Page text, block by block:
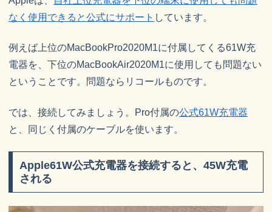
なく使用できると公式にサポート しています。
例えば上位のMacBookPro2020M1に付属してくる61W充
電器を、下位のMacBookAir2020M1に使用しても問題ない
ということです。問題ならリコールものです。
では、接続してみましょう。Pro付属の公式61W充電器
と、同じく付属のケーブルを使います。
Apple61W公式充電器を接続すると、45W充電
される